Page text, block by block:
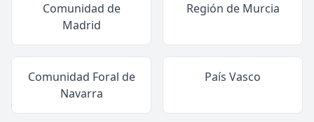
Comunidad de
Madrid
Región de Murcia
Comunidad Foral de
Navarra
País Vasco